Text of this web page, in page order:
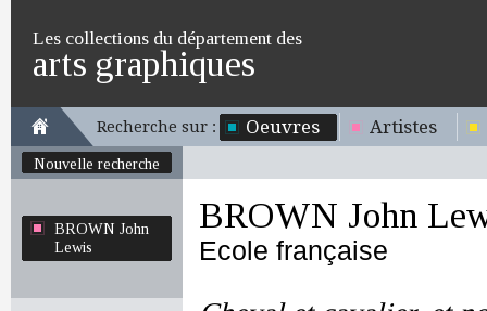
Les collections du département des
arts graphiques
Recherche sur : Oeuvres Artistes
Nouvelle recherche
BROWN John
Lewis
BROWN John
Ecole française